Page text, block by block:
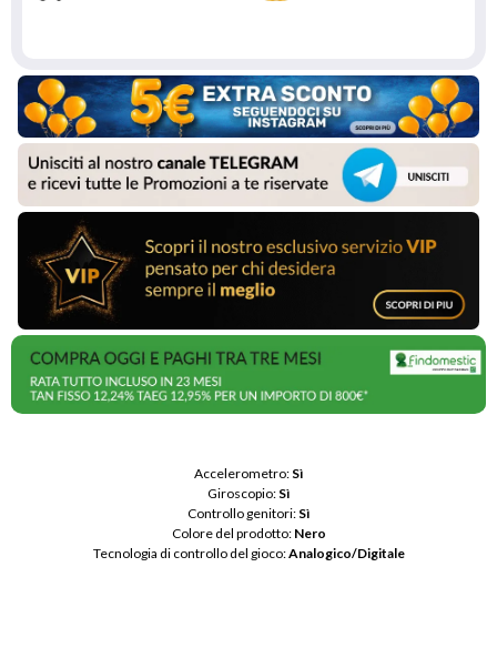
Accelerometro: Sì
Giroscopio: Sì
Controllo genitori: Sì
Colore del prodotto: Nero
Tecnologia di controllo del gioco: Analogico/Digitale